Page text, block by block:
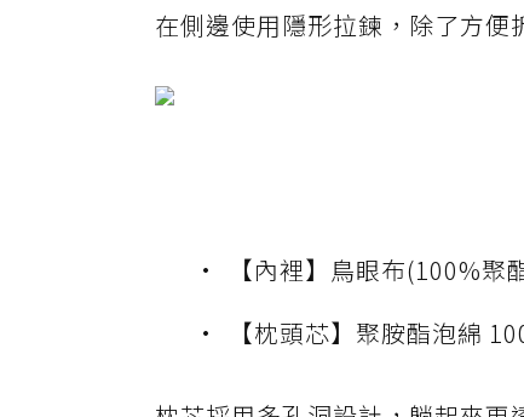
在側邊使用隱形拉鍊，除了方
【內裡】鳥眼布(100%聚
【枕頭芯】聚胺酯泡綿